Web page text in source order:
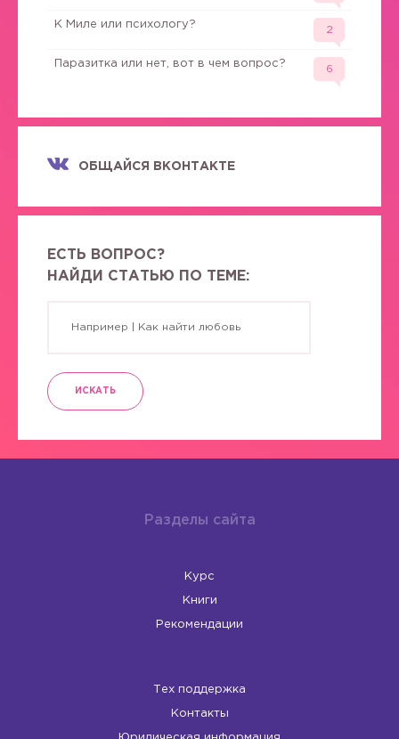
К Миле или психологу?
2
Паразитка или нет, вот в чем вопрос?
6
ОБЩАЙСЯ ВКОНТАКТЕ
ЕСТЬ ВОПРОС?
НАЙДИ СТАТЬЮ ПО ТЕМЕ:
ИСКАТЬ
Разделы сайта
Курс
Книги
Рекомендации
Тех поддержка
Контакты